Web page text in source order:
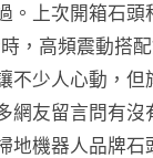
。上次開箱石頭
，高頻震動搭
不少人心動，
網友留言問有沒
地機器人品牌石